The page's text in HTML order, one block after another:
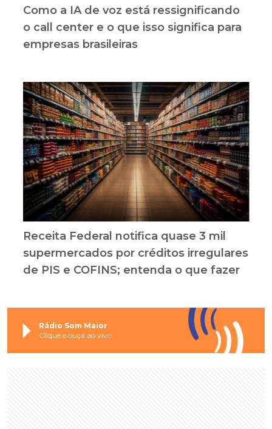
Como a IA de voz está ressignificando
o call center e o que isso significa para
empresas brasileiras
Receita Federal notifica quase 3 mil
supermercados por créditos irregulares
de PIS e COFINS; entenda o que fazer
Rádio Som Maior
Clique e ouça ao vivo